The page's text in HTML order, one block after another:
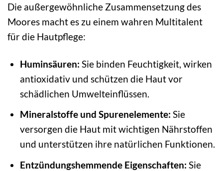
Die außergewöhnliche Zusammensetzung des
Moores macht es zu einem wahren Multitalent
für die Hautpflege:
Huminsäuren: Sie binden Feuchtigkeit, wirken
antioxidativ und schützen die Haut vor
schädlichen Umwelteinflüssen.
Mineralstoffe und Spurenelemente: Sie
versorgen die Haut mit wichtigen Nährstoffen
und unterstützen ihre natürlichen Funktionen.
Entzündungshemmende Eigenschaften: Sie